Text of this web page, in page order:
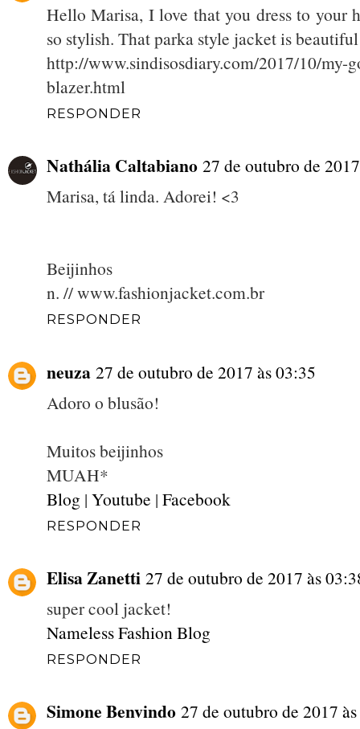
Hello Marisa, I love that you dress to your
so stylish. That parka style jacket is beautiful
http://www.sindisosdiary.com/2017/10/my-
blazer.html
RESPONDER
Nathália Caltabiano 27 de outubro de
Marisa, tá linda. Adorei! <3
Beijinhos
n. // www.fashionjacket.com.br
RESPONDER
neuza 27 de outubro de 2017 às 03:35
Adoro o blusão!
Muitos beijinhos
MUAH*
Blog | Youtube | Facebook
RESPONDER
Elisa Zanetti 27 de outubro de 2017 às
super cool jacket!
Nameless Fashion Blog
RESPONDER
Simone Benvindo 27 de outubro de 2017